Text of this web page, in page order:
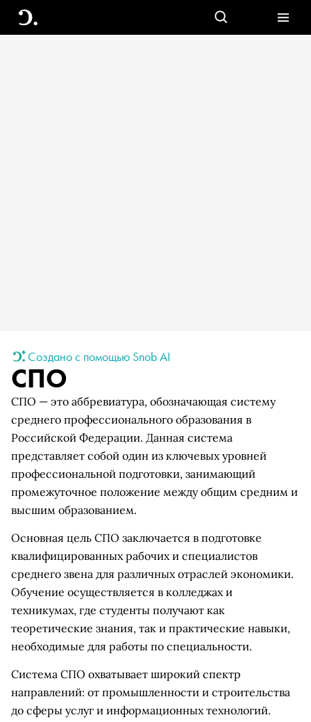
Создано с помощью Snob AI
СПО
СПО — это аббревиатура, обозначающая систему
среднего профессионального образования в
Российской Федерации. Данная система
представляет собой один из ключевых уровней
профессиональной подготовки, занимающий
промежуточное положение между общим средним и
высшим образованием.
Основная цель СПО заключается в подготовке
квалифицированных рабочих и специалистов
среднего звена для различных отраслей экономики.
Обучение осуществляется в колледжах и
техникумах, где студенты получают как
теоретические знания, так и практические навыки,
необходимые для работы по специальности.
Система СПО охватывает широкий спектр
направлений: от промышленности и строительства
до сферы услуг и информационных технологий.